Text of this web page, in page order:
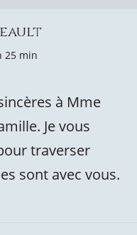
25 min
à Mme
Je vous
traverser
sont avec vous.